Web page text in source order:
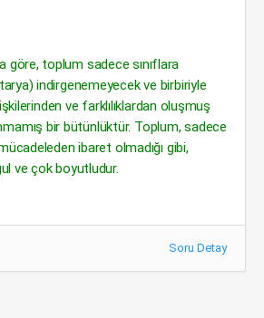
göre, toplum sadece sınıflara
indirgenemeyecek ve birbiriyle
ve farklılıklardan oluşmuş
bir bütünlüktür. Toplum, sadece
ibaret olmadığı gibi,
ve çok boyutludur.
Soru Detay